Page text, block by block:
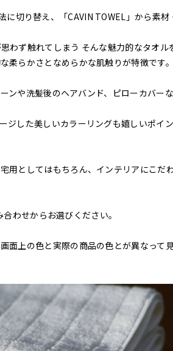
に切り替え、「CAVIN TOWEL」から素材
わず触れてしまう そんな魅力的なタオル
らかさとなめらかな肌触りが特徴です。
ンや洗髪後のヘアバンド、ピローカバーな
ジした美しいカラーリングも嬉しいポイ
用としてはもちろん、インテリアにこだ
わせからお選びください。
面上の色と実際の商品の色とが異なって